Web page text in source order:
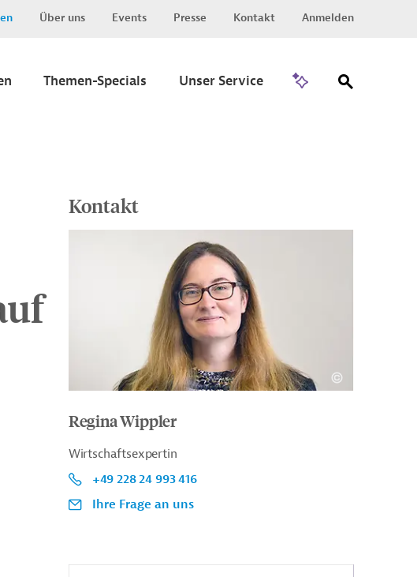
Über uns Events Presse Kontakt Anmelden
Themen-Specials Unser Service
Kontakt
Regina Wippler
Wirtschaftsexpertin
+49 228 24 993 416
Ihre Frage an uns